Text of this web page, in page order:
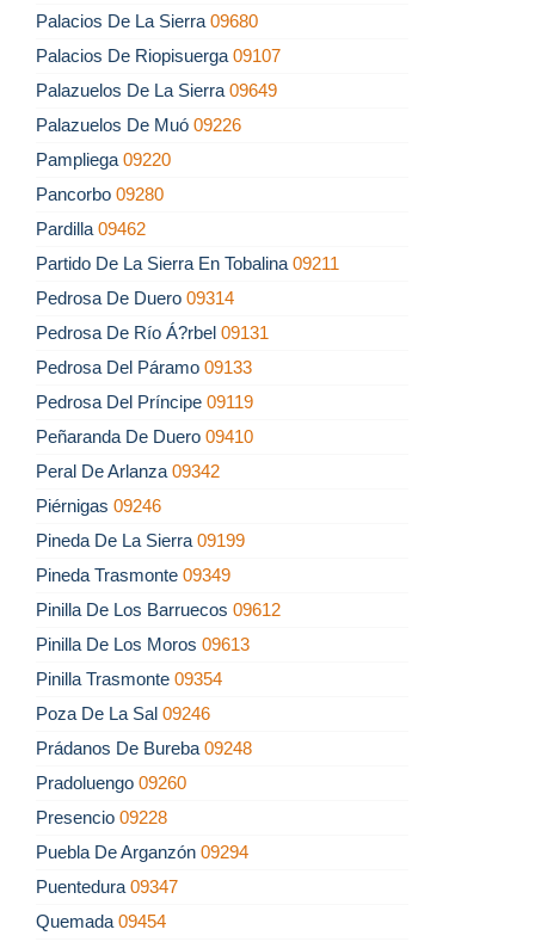
Palacios De La Sierra 09680
Palacios De Riopisuerga 09107
Palazuelos De La Sierra 09649
Palazuelos De Muó 09226
Pampliega 09220
Pancorbo 09280
Pardilla 09462
Partido De La Sierra En Tobalina 09211
Pedrosa De Duero 09314
Pedrosa De Río Á?rbel 09131
Pedrosa Del Páramo 09133
Pedrosa Del Príncipe 09119
Peñaranda De Duero 09410
Peral De Arlanza 09342
Piérnigas 09246
Pineda De La Sierra 09199
Pineda Trasmonte 09349
Pinilla De Los Barruecos 09612
Pinilla De Los Moros 09613
Pinilla Trasmonte 09354
Poza De La Sal 09246
Prádanos De Bureba 09248
Pradoluengo 09260
Presencio 09228
Puebla De Arganzón 09294
Puentedura 09347
Quemada 09454